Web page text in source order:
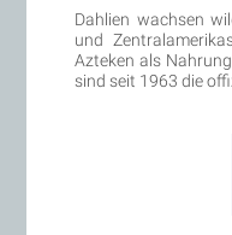
Dahlien wachsen
und
Azteken als
sind seit 1963 die